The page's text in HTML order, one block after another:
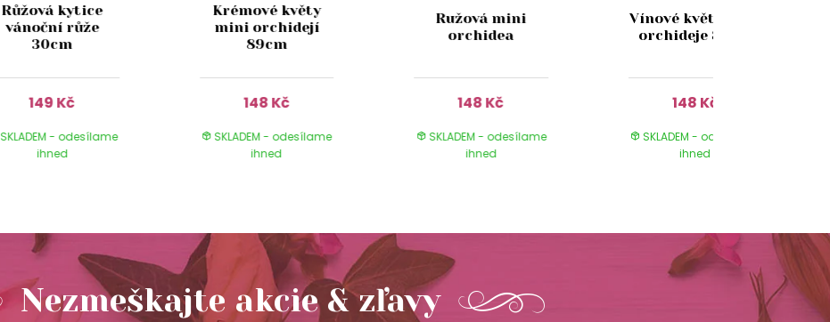
Růžová kytice
vánoční růže
30cm
149 Kč
SKLADEM - odesílame
ihned
Krémové květy
mini orchidejí
89cm
148 Kč
SKLADEM - odesílame
ihned
Ružová mini
orchidea
148 Kč
SKLADEM - odesílame
ihned
Vínové květy mini
orchideje 89cm
148 Kč
SKLADEM - odesílame
ihned
Nezmeškajte akcie & zľavy